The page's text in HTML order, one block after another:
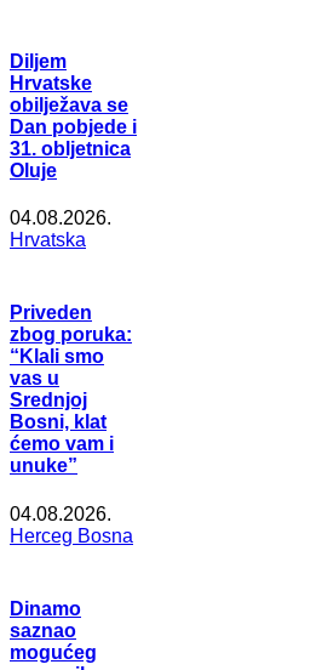
Diljem
Hrvatske
obilježava se
Dan pobjede i
31. obljetnica
Oluje
04.08.2026.
Hrvatska
Priveden
zbog poruka:
“Klali smo
vas u
Srednjoj
Bosni, klat
ćemo vam i
unuke”
04.08.2026.
Herceg Bosna
Dinamo
saznao
mogućeg